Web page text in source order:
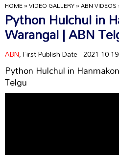
HOME»VIDEO GALLERY»ABN VIDEOS
Python Hulchul in
Warangal | ABN
ABN, First Publish Date - 2021-10-
Python Hulchul in
Telgu